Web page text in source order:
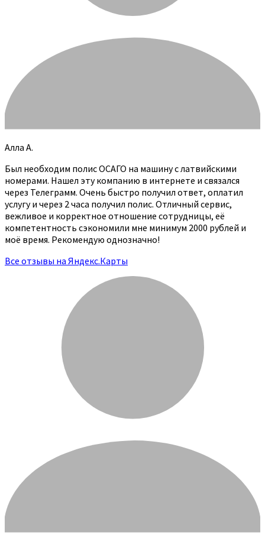
Алла А.
Был необходим полис ОСАГО на машину с латвийскими
номерами. Нашел эту компанию в интернете и связался
через Телеграмм. Очень быстро получил ответ, оплатил
услугу и через 2 часа получил полис. Отличный сервис,
вежливое и корректное отношение сотрудницы, её
компетентность сэкономили мне минимум 2000 рублей и
моё время. Рекомендую однозначно!
Все отзывы на Яндекс.Карты